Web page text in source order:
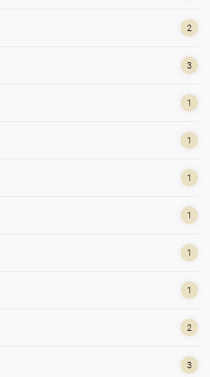
2
3
1
1
1
1
1
1
2
3